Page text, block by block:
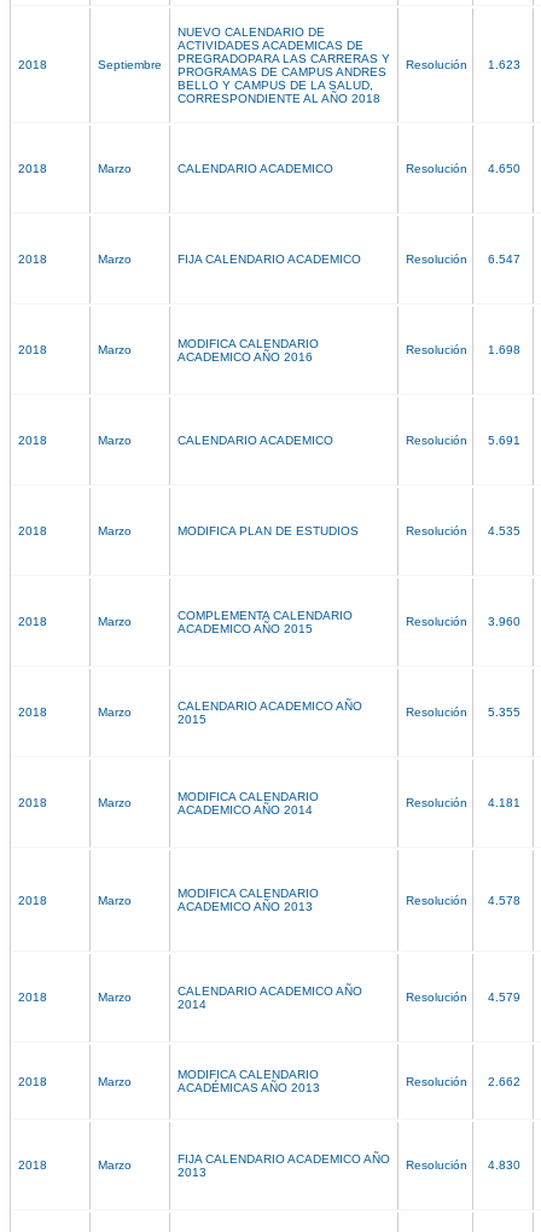
2018 Septiembre
NUEVO CALENDARIO DE
ACTIVIDADES ACADEMICAS DE
PREGRADOPARA LAS CARRERAS Y
PROGRAMAS DE CAMPUS ANDRES
BELLO Y CAMPUS DE LA SALUD,
CORRESPONDIENTE AL AÑO 2018
Resolución 1.623
2018 Marzo CALENDARIO ACADEMICO Resolución 4.650
2018 Marzo FIJA CALENDARIO ACADEMICO Resolución 6.547
2018 Marzo
MODIFICA CALENDARIO
ACADEMICO AÑO 2016
Resolución 1.698
2018 Marzo CALENDARIO ACADEMICO Resolución 5.691
2018 Marzo MODIFICA PLAN DE ESTUDIOS Resolución 4.535
2018 Marzo
COMPLEMENTA CALENDARIO
ACADEMICO AÑO 2015
Resolución 3.960
2018 Marzo
CALENDARIO ACADEMICO AÑO
2015
Resolución 5.355
2018 Marzo
MODIFICA CALENDARIO
ACADEMICO AÑO 2014
Resolución 4.181
2018 Marzo
MODIFICA CALENDARIO
ACADEMICO AÑO 2013
Resolución 4.578
2018 Marzo
CALENDARIO ACADEMICO AÑO
2014
Resolución 4.579
2018 Marzo
MODIFICA CALENDARIO
ACADÉMICAS AÑO 2013
Resolución 2.662
2018 Marzo
FIJA CALENDARIO ACADEMICO AÑO
2013
Resolución 4.830